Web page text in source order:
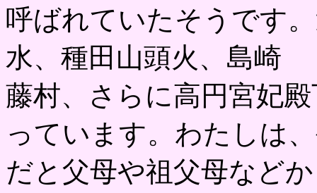
呼ばれていたそうです
水、種田山頭火、島崎
藤村、さらに高円宮妃
っています。わたしは
だと父母や祖父母など